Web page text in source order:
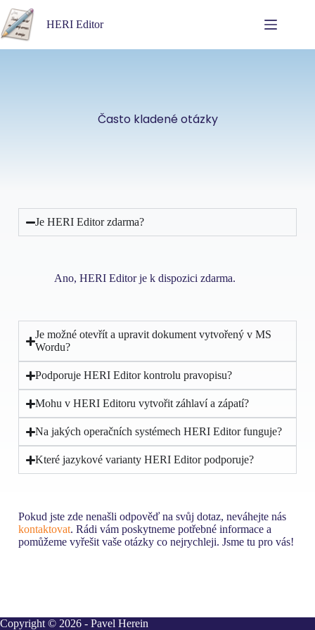
HERI Editor
Často kladené otázky
Je HERI Editor zdarma?
Ano, HERI Editor je k dispozici zdarma.
Je možné otevřít a upravit dokument vytvořený v MS
Wordu?
Podporuje HERI Editor kontrolu pravopisu?
Mohu v HERI Editoru vytvořit záhlaví a zápatí?
Na jakých operačních systémech HERI Editor funguje?
Které jazykové varianty HERI Editor podporuje?
Pokud jste zde nenašli odpověď na svůj dotaz, neváhejte nás
kontaktovat. Rádi vám poskytneme potřebné informace a
pomůžeme vyřešit vaše otázky co nejrychleji. Jsme tu pro vás!
Copyright © 2026 - Pavel Herein